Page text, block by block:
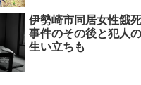
伊勢崎市同居女性餓
事件のその後と犯人
生い立ちも